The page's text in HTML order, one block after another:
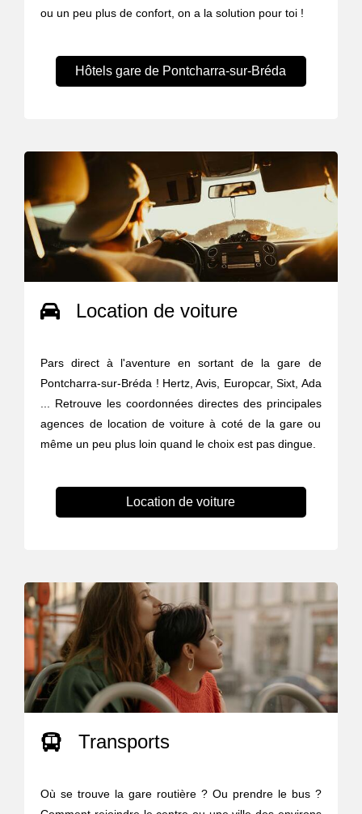
ou un peu plus de confort, on a la solution pour toi !
Hôtels gare de Pontcharra-sur-Bréda
Location de voiture
Pars direct à l'aventure en sortant de la gare de
Pontcharra-sur-Bréda ! Hertz, Avis, Europcar, Sixt, Ada
... Retrouve les coordonnées directes des principales
agences de location de voiture à coté de la gare ou
même un peu plus loin quand le choix est pas dingue.
Location de voiture
Transports
Où se trouve la gare routière ? Ou prendre le bus ?